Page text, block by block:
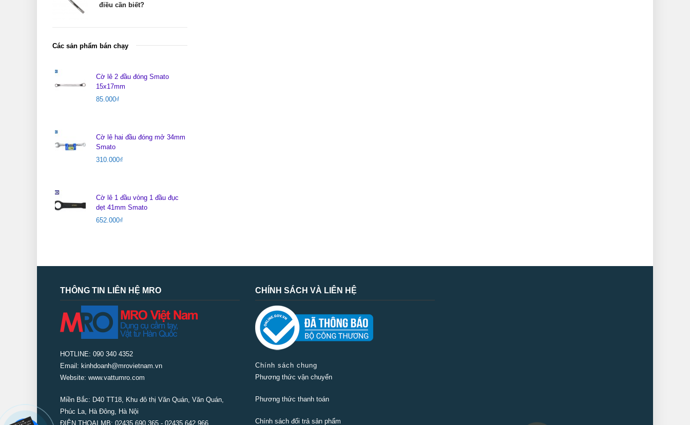
điều cần biết?
Các sản phẩm bán chạy
Cờ lê 2 đầu đóng Smato
15x17mm
85.000₫
Cờ lê hai đầu đóng mở 34mm
Smato
310.000₫
Cờ lê 1 đầu vòng 1 đầu đục
dẹt 41mm Smato
652.000₫
THÔNG TIN LIÊN HỆ MRO
HOTLINE: 090 340 4352
Email: kinhdoanh@mrovietnam.vn
Website: www.vattumro.com
Miền Bắc: D40 TT18, Khu đô thị Văn Quán, Văn Quán,
Phúc La, Hà Đông, Hà Nội
ĐIỆN THOẠI MB: 02435 690 365 - 02435 642 966
CHÍNH SÁCH VÀ LIÊN HỆ
Chính sách chung
Phương thức vận chuyển
Phương thức thanh toán
Chính sách đổi trả sản phẩm